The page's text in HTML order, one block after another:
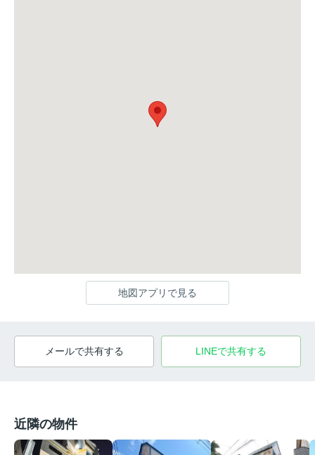
地図アプリで見る
メールで共有する LINEで共有する
近隣の物件